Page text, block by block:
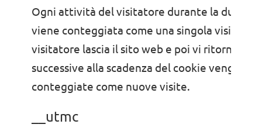
Ogni attività del visitatore durante la durata
viene conteggiata come una singola visita,
visitatore lascia il sito web e poi vi ritorna. Le
successive alla scadenza del cookie vengono
conteggiate come nuove visite.
__utmc